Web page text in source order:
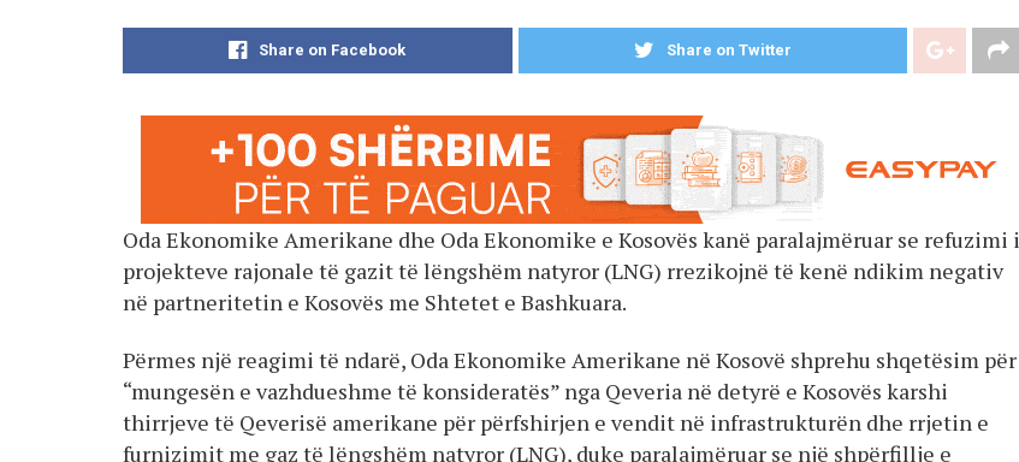
Share on Facebook Share on Twitter
Oda Ekonomike Amerikane dhe Oda Ekonomike e Kosovës kanë paralajmëruar se refuzimi i
projekteve rajonale të gazit të lëngshëm natyror (LNG) rrezikojnë të kenë ndikim negativ
në partneritetin e Kosovës me Shtetet e Bashkuara.
Përmes një reagimi të ndarë, Oda Ekonomike Amerikane në Kosovë shprehu shqetësim për
“mungesën e vazhdueshme të konsideratës” nga Qeveria në detyrë e Kosovës karshi
thirrjeve të Qeverisë amerikane për përfshirjen e vendit në infrastrukturën dhe rrjetin e
furnizimit me gaz të lëngshëm natyror (LNG), duke paralajmëruar se një shpërfillje e